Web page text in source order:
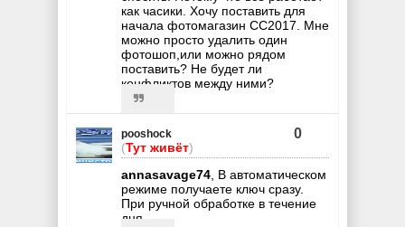
как часики. Хочу поставить для
начала фотомагазин СС2017. Мне
можно просто удалить один
фотошоп,или можно рядом
поставить? Не будет ли
конфликтов между ними?
pooshock
(Тут живёт)
0
annasavage74, В автоматическом
режиме получаете ключ сразу.
При ручной обработке в течение
дня.